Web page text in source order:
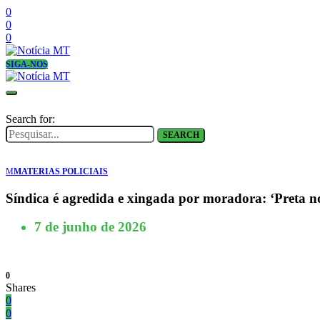
0
0
0
SIGA-NOS
Search for:
SEARCH
MMATERIAS POLICIAIS
Síndica é agredida e xingada por moradora: ‘Preta
7 de junho de 2026
0
Shares
0
0